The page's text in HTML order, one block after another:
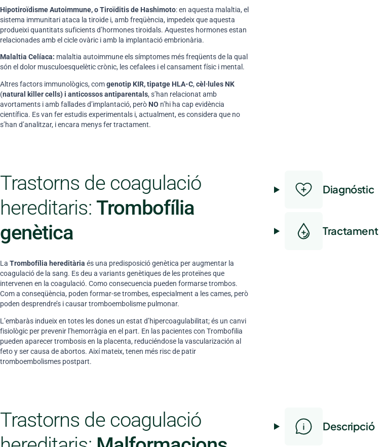
Hipotiroïdisme Autoimmune, o Tiroïditis de Hashimoto: en aquesta malaltia, el
sistema immunitari ataca la tiroide i, amb freqüència, impedeix que aquesta
produeixi quantitats suficients d’hormones tiroidals. Aquestes hormones estan
relacionades amb el cicle ovàric i amb la implantació embrionària.
Malaltia Celíaca: malaltia autoimmune els símptomes més freqüents de la qual
són el dolor musculoesquelètic crònic, les cefalees i el cansament físic i mental.
Altres factors immunològics, comgenotip KIR, tipatge HLA-C, cèl·lules NK
(natural killer cells) i anticossos antiparentals, s’han relacionat amb
avortaments i amb fallades d’implantació, però NO n’hi ha cap evidència
científica. Es van fer estudis experimentals i, actualment, es considera que no
s’han d’analitzar, i encara menys fer tractament.
Trastorns de coagulació
hereditaris: Trombofília
genètica
La Trombofília hereditària és una predisposició genètica per augmentar la
coagulació de la sang. Es deu a variants genètiques de les proteïnes que
intervenen en la coagulació. Como consecuencia pueden formarse trombos.
Com a conseqüència, poden formar-se trombes, especialment a les cames, però
poden desprendre’s i causar tromboembolisme pulmonar.
L’embaràs indueix en totes les dones un estat d’hipercoagulabilitat; és un canvi
fisiològic per prevenir l’hemorràgia en el part. En las pacientes con Trombofilia
pueden aparecer trombosis en la placenta, reduciéndose la vascularización al
feto y ser causa de abortos. Així mateix, tenen més risc de patir
tromboembolismes postpart.
Diagnóstic
Tractament
Trastorns de coagulació
Descripció